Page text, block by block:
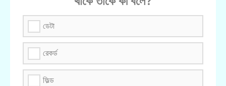
ডেটা
রেকর্ড
ফিল্ড